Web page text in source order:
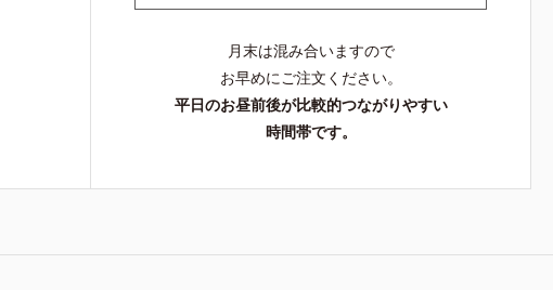
月末は混み合いますので
お早めにご注文ください。
平日のお昼前後が比較的つながりやすい
時間帯です。